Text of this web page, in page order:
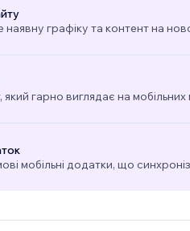
графіку та контент на
гарно виглядає на
мобільні додатки, що